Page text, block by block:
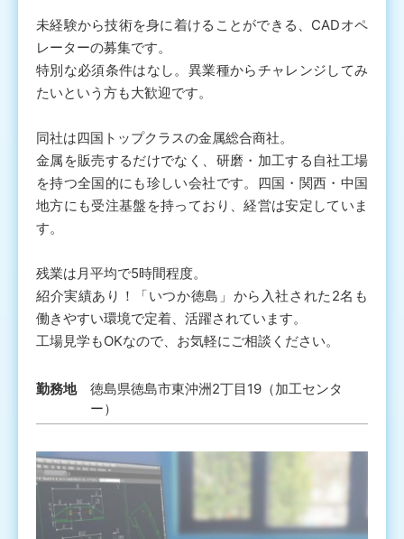
未経験から技術を身に着けることができる、CADオペ
レーターの募集です。
特別な必須条件はなし。異業種からチャレンジしてみ
たいという方も大歓迎です。
同社は四国トップクラスの金属総合商社。
金属を販売するだけでなく、研磨・加工する自社工場
を持つ全国的にも珍しい会社です。四国・関西・中国
地方にも受注基盤を持っており、経営は安定していま
す。
残業は月平均で5時間程度。
紹介実績あり！「いつか徳島」から入社された2名も
働きやすい環境で定着、活躍されています。
工場見学もOKなので、お気軽にご相談ください。
勤務地
徳島県徳島市東沖洲2丁目19（加工センタ
ー）